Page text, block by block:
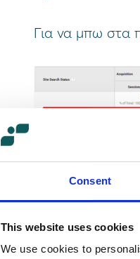
Consent
This website uses cookies
We use cookies to
Για να μπω στα
Αν για κάποιο